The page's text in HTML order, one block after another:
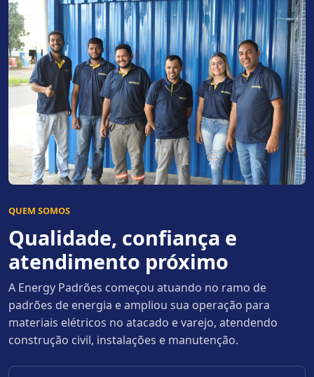
QUEM SOMOS
Qualidade, confiança e
atendimento próximo
A Energy Padrões começou atuando no ramo de
padrões de energia e ampliou sua operação para
materiais elétricos no atacado e varejo, atendendo
construção civil, instalações e manutenção.